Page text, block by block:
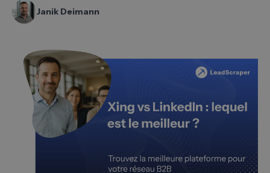
Janik Deimann